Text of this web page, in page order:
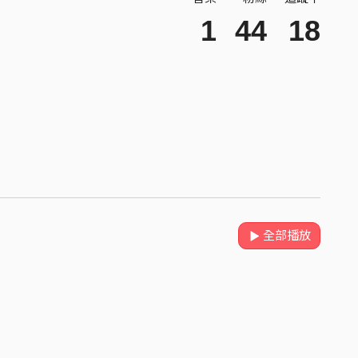
1 44 18
全部播放